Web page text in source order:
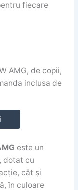
fiecare
este un
dotat cu
cât și
în culoare